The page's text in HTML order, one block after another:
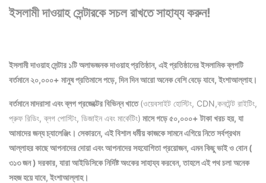
ইসলামী দাওয়াহ সেন্টারকে সচল রাখতে সাহায্য করুন!
ইসলামী দাওয়াহ সেন্টার ১টি অলাভজনক দাওয়াহ প্রতিষ্ঠান, এই প্রতিষ্ঠানের ইসলামিক ব্লগটি
বর্তমানে ২০,০০০+ মানুষ প্রতিমাসে পড়ে, দিন দিন আরো অনেক বেশি বেড়ে যাবে, ইংশাআল্লাহ।
বর্তমানে মাদরাসা এবং ব্লগ প্রজেক্টের বিভিন্ন খাতে(ওয়েবসাইট হোস্টিং, CDN,কনটেন্ট রাইটিং,
প্রুফ রিডিং, ব্লগ পোস্টিং, ডিজাইন এবং মার্কেটিং) মাসে গড়ে ৫০,০০০+ টাকা খরচ হয়, যা
আমাদের জন্য চ্যালেঞ্জিং। সেকারনে, এই বিশাল ধর্মীয় কাজকে সামনে এগিয়ে নিতে সর্বপ্রথম
আল্লাহর কাছে আপনাদের দোয়া এবং আপনাদের সহযোগিতা প্রয়োজন, এমন কিছু ভাই ও বোন (
৩১৩ জন ) দরকার, যারা আইডিসিকে নির্দিষ্ট অংকের সাহায্য করবেন, তাহলে এই পথ চলা অনেক
সহজ হয়ে যাবে, ইংশাআল্লাহ।